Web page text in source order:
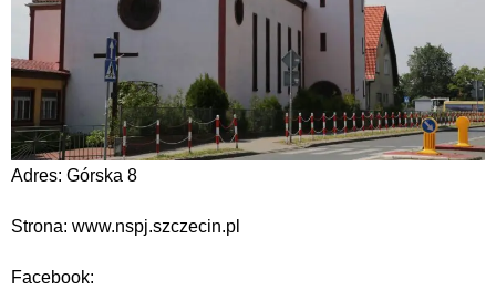
Adres: Górska 8
Strona: www.nspj.szczecin.pl
Facebook: